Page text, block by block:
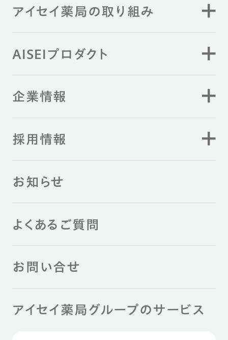
アイセイ薬局の取り組み
AISEIプロダクト
企業情報
採用情報
お知らせ
よくあるご質問
お問い合せ
アイセイ薬局グループのサービス